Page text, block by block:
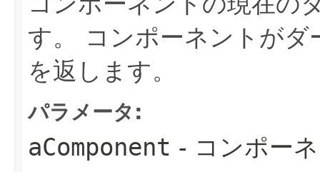
す。
コンポーネントが
を返します。
パラメータ:
aComponent - コンポー